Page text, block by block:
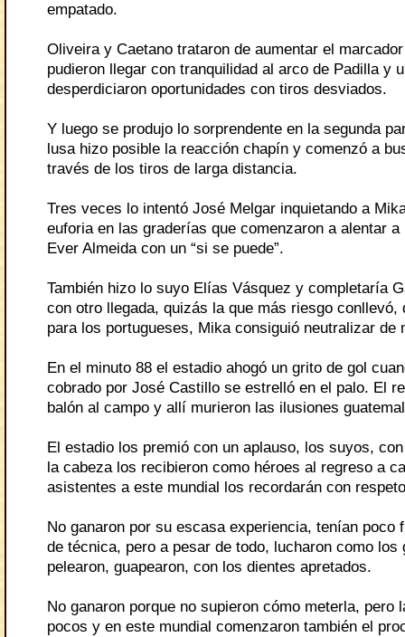
empatado.
Oliveira y Caetano trataron de aumentar el
pudieron llegar con tranquilidad al arco de Padilla y
desperdiciaron oportunidades con tiros desviados.
Y luego se produjo lo sorprendente en la segunda
lusa hizo posible la reacción chapín y comenzó a
través de los tiros de larga distancia.
Tres veces lo intentó José Melgar inquietando a
euforia en las graderías que comenzaron a alentar a
Ever Almeida con un “si se puede”.
También hizo lo suyo Elías Vásquez y completaría
con otro llegada, quizás la que más riesgo conllevó,
para los portugueses, Mika consiguió neutralizar de
En el minuto 88 el estadio ahogó un grito de gol
cobrado por José Castillo se estrelló en el palo. El
balón al campo y allí murieron las ilusiones
El estadio los premió con un aplauso, los suyos,
la cabeza los recibieron como héroes al regreso a
asistentes a este mundial los recordarán con
No ganaron por su escasa experiencia, tenían poco
de técnica, pero a pesar de todo, lucharon como los
pelearon, guapearon, con los dientes apretados.
No ganaron porque no supieron cómo meterla, pero
pocos y en este mundial comenzaron también el